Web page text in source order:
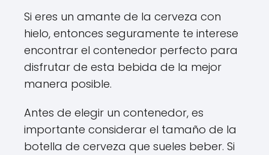
Si eres un amante de la cerveza con
hielo, entonces seguramente te interese
encontrar el contenedor perfecto para
disfrutar de esta bebida de la mejor
manera posible.
Antes de elegir un contenedor, es
importante considerar el tamaño de la
botella de cerveza que sueles beber. Si